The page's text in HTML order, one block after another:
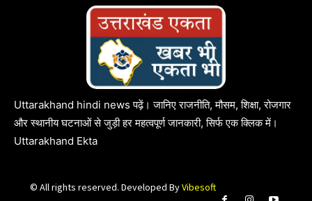
Uttarakhand hindi news पढ़ें। जानिए राजनीति, मौसम, शिक्षा, रोजगार
और स्थानीय घटनाओं से जुड़ी हर महत्वपूर्ण जानकारी, सिर्फ एक क्लिक में।
Uttarakhand Ekta
© All rights reserved. Developed ByVibesoft